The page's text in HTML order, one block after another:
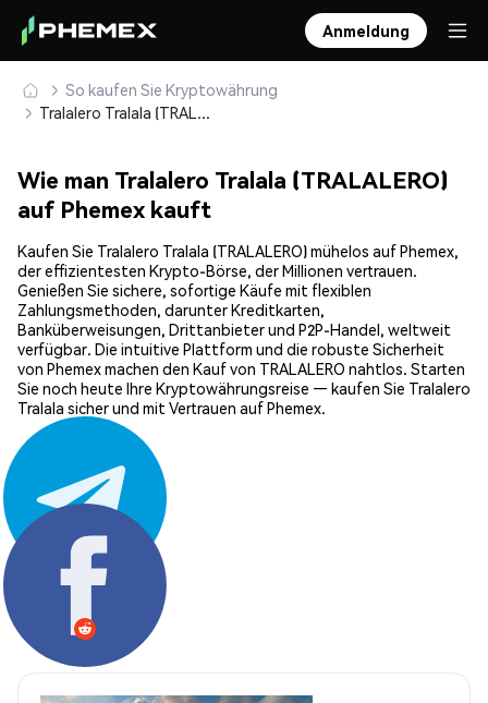
Anmeldung
So kaufen Sie Kryptowährung
Tralalero Tralala (TRALALERO) sicher kaufen und speichern
Wie man Tralalero Tralala (TRALALERO)
auf Phemex kauft
Kaufen Sie Tralalero Tralala (TRALALERO) mühelos auf Phemex,
der effizientesten Krypto-Börse, der Millionen vertrauen.
Genießen Sie sichere, sofortige Käufe mit flexiblen
Zahlungsmethoden, darunter Kreditkarten,
Banküberweisungen, Drittanbieter und P2P-Handel, weltweit
verfügbar. Die intuitive Plattform und die robuste Sicherheit
von Phemex machen den Kauf von TRALALERO nahtlos. Starten
Sie noch heute Ihre Kryptowährungsreise — kaufen Sie Tralalero
Tralala sicher und mit Vertrauen auf Phemex.
Teilen: